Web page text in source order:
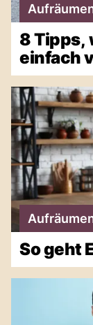
8 Tipps,
einfach
So geht